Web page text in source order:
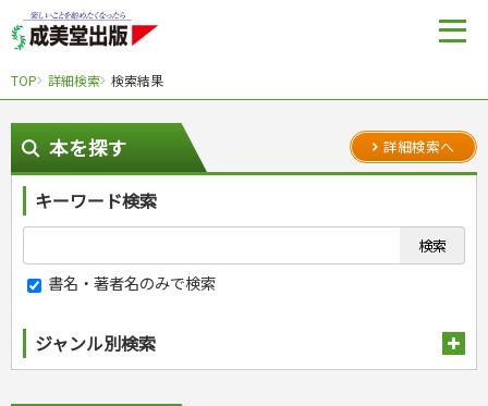
TOP 詳細検索 検索結果
本を探す 詳細検索へ
キーワード検索
書名・著者名のみで検索
ジャンル別検索